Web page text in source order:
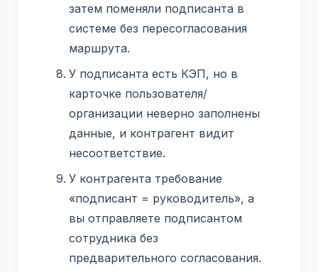
затем поменяли подписанта в
системе без пересогласования
маршрута.
У подписанта есть КЭП, но в
карточке пользователя/
организации неверно заполнены
данные, и контрагент видит
несоответствие.
У контрагента требование
«подписант = руководитель», а
вы отправляете подписантом
сотрудника без
предварительного согласования.